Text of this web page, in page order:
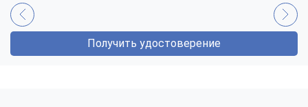
Получить удостоверение